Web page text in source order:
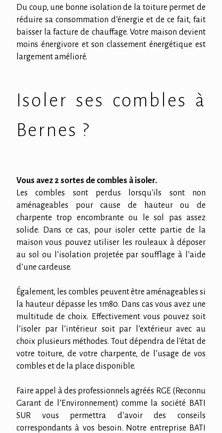
Du coup, une bonne isolation de la toiture permet de
réduire sa consommation d’énergie et de ce fait, fait
baisser la facture de chauffage. Votre maison devient
moins énergivore et son classement énergétique est
largement amélioré.
Isoler ses combles à
Bernes ?
Vous avez 2 sortes de combles à isoler.
Les combles sont perdus lorsqu'ils sont non
aménageables pour cause de hauteur ou de
charpente trop encombrante ou le sol pas assez
solide. Dans ce cas, pour isoler cette partie de la
maison vous pouvez utiliser les rouleaux à déposer
au sol ou l’isolation projetée par soufflage à l’aide
d’une cardeuse.
Également, les combles peuvent être aménageables si
la hauteur dépasse les 1m80. Dans cas vous avez une
multitude de choix. Effectivement vous pouvez soit
l’isoler par l’intérieur soit par l’extérieur avec au
choix plusieurs méthodes. Tout dépendra de l’état de
votre toiture, de votre charpente, de l’usage de vos
combles et de la place disponible.
Faire appel à des professionnels agréés RGE (Reconnu
Garant de l’Environnement) comme la société BATI
SUR vous permettra d’avoir des conseils
correspondants à vos besoin. Notre entreprise BATI